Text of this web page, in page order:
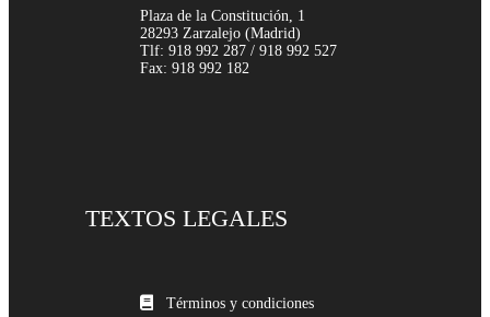
Plaza de la Constitución, 1
28293 Zarzalejo (Madrid)
Tlf: 918 992 287 / 918 992 527
Fax: 918 992 182
TEXTOS LEGALES
Términos y condiciones